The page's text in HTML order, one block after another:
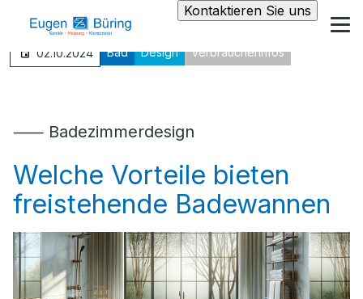
Kontaktieren Sie uns
02.10.2024 Bad Design Verbraucherinfos
⸺ Badezimmerdesign
Welche Vorteile bieten
freistehende Badewannen